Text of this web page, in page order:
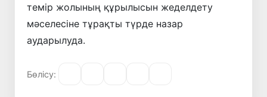
темір жолының құрылысын жеделдету
мәселесіне тұрақты түрде назар
аударылуда.
Бөлісу: